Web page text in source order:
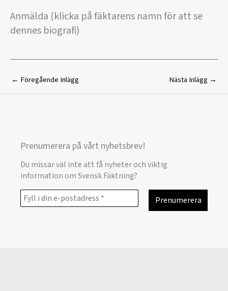
Anmälda (klicka på fäktarens namn för att se
dennes biografi)
← Föregående Inlägg Nästa Inlägg →
Prenumerera på vårt nyhetsbrev!
Du missar väl inte att få nyheter och viktig
information om Svensk Fäktning?